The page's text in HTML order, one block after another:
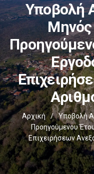
Υποβολή
Μηνός
Αρχική /
Υποβολή
Προηγούμενου
Επιχειρήσεων